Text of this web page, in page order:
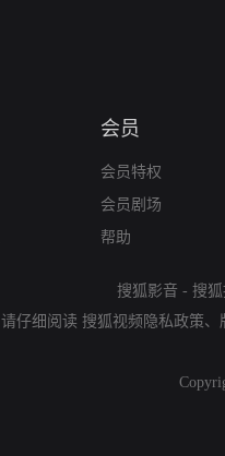
会员
会员特权
会员剧场
帮助
搜狐影音 - 搜
请仔细阅读 搜狐视频隐私政策、